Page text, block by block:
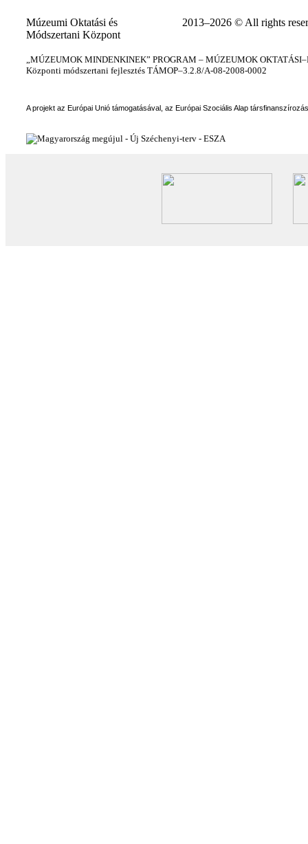
Múzeumi Oktatási és
Módszertani Központ
2013–2026 © All rights
„MÚZEUMOK MINDENKINEK” PROGRAM – MÚZEUMOK
Központi módszertani fejlesztés TÁMOP–3.2.8/A-08-2008-0002
A projekt az Európai Unió támogatásával, az Európai Szociális Alap